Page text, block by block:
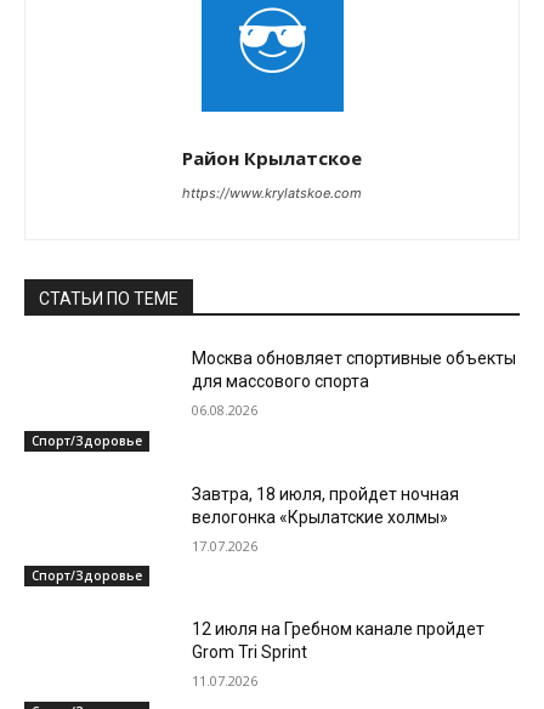
Район Крылатское
https://www.krylatskoe.com
СТАТЬИ ПО ТЕМЕ
Спорт/Здоровье
Москва обновляет спортивные объекты
для массового спорта
06.08.2026
Спорт/Здоровье
Завтра, 18 июля, пройдет ночная
велогонка «Крылатские холмы»
17.07.2026
12 июля на Гребном канале пройдет
Grom Tri Sprint
11.07.2026